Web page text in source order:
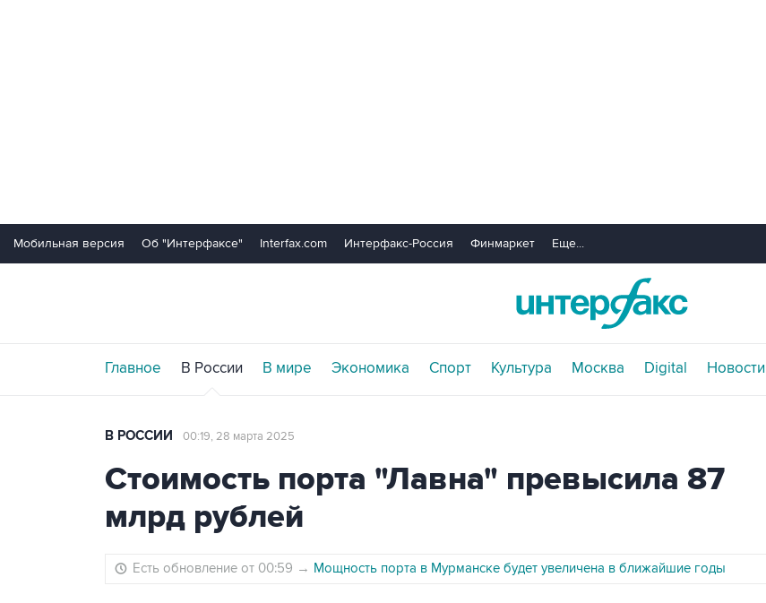
Мобильная версия Об "Интерфаксе" Interfax.com Интерфакс-Россия Финмаркет Еще...
Главное В России В мире Экономика Спорт Культура Москва Digital Новости
В РОССИИ 00:19, 28 марта 2025
Стоимость порта "Лавна" превысила 87
млрд рублей
Есть обновление от 00:59 → Мощность порта в Мурманске будет увеличена в ближайшие годы